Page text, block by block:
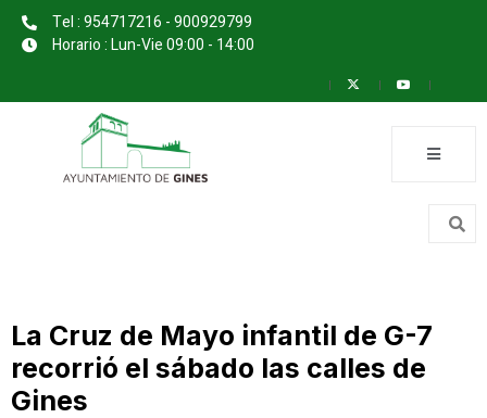
Tel : 954717216 - 900929799
Horario : Lun-Vie 09:00 - 14:00
La Cruz de Mayo infantil de G-7
recorrió el sábado las calles de
Gines